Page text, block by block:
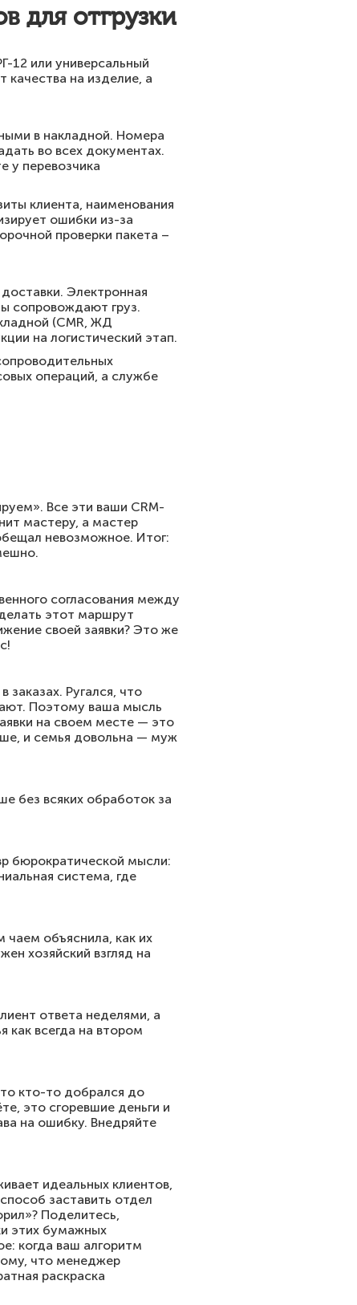
для отгрузки
12 или универсальный
качества на изделие, а
в накладной. Номера
во всех документах.
у перевозчика
клиента, наименования
ошибки из-за
проверки пакета –
Электронная
сопровождают груз.
(CMR, ЖД
на логистический этап.
операций, а службе
Все эти ваши CRM-
мастеру, а мастер
невозможное. Итог:
согласования между
этот маршрут
своей заявки? Это же
Ругался, что
Поэтому ваша мысль
на своем месте — это
и семья довольна — муж
без всяких обработок за
бюрократической мысли:
система, где
чаем объяснила, как их
хозяйский взгляд на
ответа неделями, а
как всегда на втором
кто-то добрался до
это сгоревшие деньги и
на ошибку. Внедряйте
идеальных клиентов,
заставить отдел
Поделитесь,
этих бумажных
когда ваш алгоритм
что менеджер
раскраска